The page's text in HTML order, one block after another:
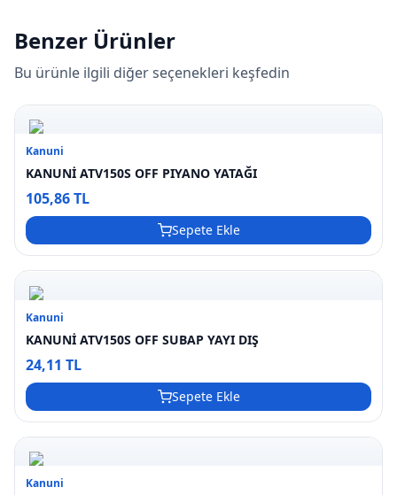
Benzer Ürünler
Bu ürünle ilgili diğer seçenekleri keşfedin
Kanuni
KANUNİ ATV150S OFF PIYANO YATAĞI
105,86 TL
Sepete Ekle
Kanuni
KANUNİ ATV150S OFF SUBAP YAYI DIŞ
24,11 TL
Sepete Ekle
Kanuni